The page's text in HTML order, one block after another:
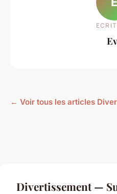
← Voir tous les articles
Divertissement —